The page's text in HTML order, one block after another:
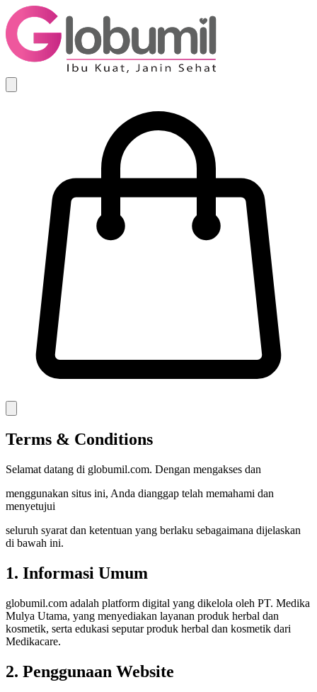
Terms & Conditions
Selamat datang di globumil.com. Dengan mengakses dan
menggunakan situs ini, Anda dianggap telah memahami dan
menyetujui
seluruh syarat dan ketentuan yang berlaku sebagaimana dijelaskan
di bawah ini.
1. Informasi Umum
globumil.com adalah platform digital yang dikelola oleh PT. Medika
Mulya Utama, yang menyediakan layanan produk herbal dan
kosmetik, serta edukasi seputar produk herbal dan kosmetik dari
Medikacare.
2. Penggunaan Website